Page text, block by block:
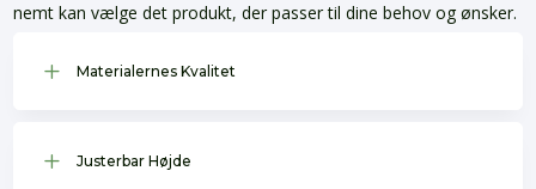
nemt kan vælge det produkt, der passer til dine behov og ønsker.
L Materialernes Kvalitet
L Justerbar Højde